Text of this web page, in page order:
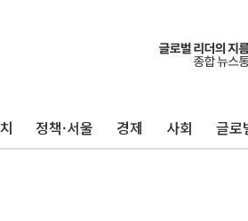
정책·서울 경제 사회 글로